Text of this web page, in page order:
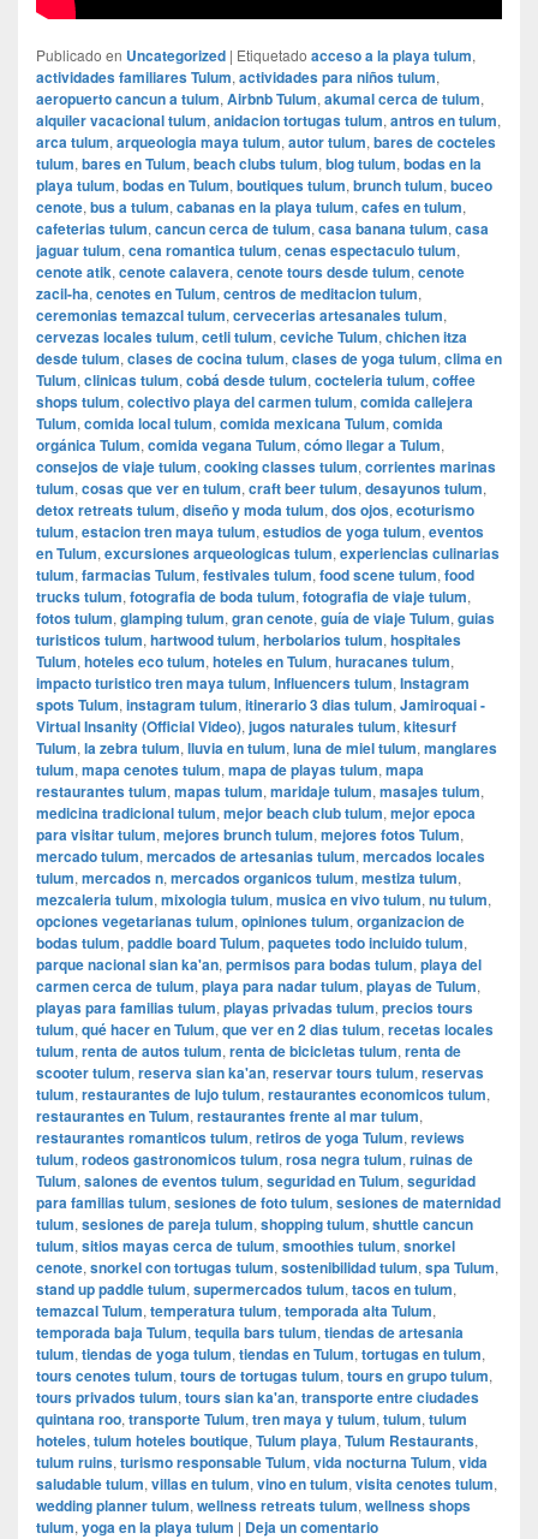
Publicado en Uncategorized | Etiquetado acceso a la playa tulum,
actividades familiares Tulum, actividades para niños tulum,
aeropuerto cancun a tulum, Airbnb Tulum, akumal cerca de tulum,
alquiler vacacional tulum, anidacion tortugas tulum, antros en tulum,
arca tulum, arqueologia maya tulum, autor tulum, bares de cocteles
tulum, bares en Tulum, beach clubs tulum, blog tulum, bodas en la
playa tulum, bodas en Tulum, boutiques tulum, brunch tulum, buceo
cenote, bus a tulum, cabanas en la playa tulum, cafes en tulum,
cafeterias tulum, cancun cerca de tulum, casa banana tulum, casa
jaguar tulum, cena romantica tulum, cenas espectaculo tulum,
cenote atik, cenote calavera, cenote tours desde tulum, cenote
zacil-ha, cenotes en Tulum, centros de meditacion tulum,
ceremonias temazcal tulum, cervecerias artesanales tulum,
cervezas locales tulum, cetli tulum, ceviche Tulum, chichen itza
desde tulum, clases de cocina tulum, clases de yoga tulum, clima en
Tulum, clinicas tulum, cobá desde tulum, cocteleria tulum, coffee
shops tulum, colectivo playa del carmen tulum, comida callejera
Tulum, comida local tulum, comida mexicana Tulum, comida
orgánica Tulum, comida vegana Tulum, cómo llegar a Tulum,
consejos de viaje tulum, cooking classes tulum, corrientes marinas
tulum, cosas que ver en tulum, craft beer tulum, desayunos tulum,
detox retreats tulum, diseño y moda tulum, dos ojos, ecoturismo
tulum, estacion tren maya tulum, estudios de yoga tulum, eventos
en Tulum, excursiones arqueologicas tulum, experiencias culinarias
tulum, farmacias Tulum, festivales tulum, food scene tulum, food
trucks tulum, fotografia de boda tulum, fotografia de viaje tulum,
fotos tulum, glamping tulum, gran cenote, guía de viaje Tulum, guias
turisticos tulum, hartwood tulum, herbolarios tulum, hospitales
Tulum, hoteles eco tulum, hoteles en Tulum, huracanes tulum,
impacto turistico tren maya tulum, Influencers tulum, Instagram
spots Tulum, instagram tulum, itinerario 3 dias tulum, Jamiroquai -
Virtual Insanity (Official Video), jugos naturales tulum, kitesurf
Tulum, la zebra tulum, lluvia en tulum, luna de miel tulum, manglares
tulum, mapa cenotes tulum, mapa de playas tulum, mapa
restaurantes tulum, mapas tulum, maridaje tulum, masajes tulum,
medicina tradicional tulum, mejor beach club tulum, mejor epoca
para visitar tulum, mejores brunch tulum, mejores fotos Tulum,
mercado tulum, mercados de artesanias tulum, mercados locales
tulum, mercados n, mercados organicos tulum, mestiza tulum,
mezcaleria tulum, mixologia tulum, musica en vivo tulum, nu tulum,
opciones vegetarianas tulum, opiniones tulum, organizacion de
bodas tulum, paddle board Tulum, paquetes todo incluido tulum,
parque nacional sian ka'an, permisos para bodas tulum, playa del
carmen cerca de tulum, playa para nadar tulum, playas de Tulum,
playas para familias tulum, playas privadas tulum, precios tours
tulum, qué hacer en Tulum, que ver en 2 dias tulum, recetas locales
tulum, renta de autos tulum, renta de bicicletas tulum, renta de
scooter tulum, reserva sian ka'an, reservar tours tulum, reservas
tulum, restaurantes de lujo tulum, restaurantes economicos tulum,
restaurantes en Tulum, restaurantes frente al mar tulum,
restaurantes romanticos tulum, retiros de yoga Tulum, reviews
tulum, rodeos gastronomicos tulum, rosa negra tulum, ruinas de
Tulum, salones de eventos tulum, seguridad en Tulum, seguridad
para familias tulum, sesiones de foto tulum, sesiones de maternidad
tulum, sesiones de pareja tulum, shopping tulum, shuttle cancun
tulum, sitios mayas cerca de tulum, smoothies tulum, snorkel
cenote, snorkel con tortugas tulum, sostenibilidad tulum, spa Tulum,
stand up paddle tulum, supermercados tulum, tacos en tulum,
temazcal Tulum, temperatura tulum, temporada alta Tulum,
temporada baja Tulum, tequila bars tulum, tiendas de artesania
tulum, tiendas de yoga tulum, tiendas en Tulum, tortugas en tulum,
tours cenotes tulum, tours de tortugas tulum, tours en grupo tulum,
tours privados tulum, tours sian ka'an, transporte entre ciudades
quintana roo, transporte Tulum, tren maya y tulum, tulum, tulum
hoteles, tulum hoteles boutique, Tulum playa, Tulum Restaurants,
tulum ruins, turismo responsable Tulum, vida nocturna Tulum, vida
saludable tulum, villas en tulum, vino en tulum, visita cenotes tulum,
wedding planner tulum, wellness retreats tulum, wellness shops
tulum, yoga en la playa tulum | Deja un comentario